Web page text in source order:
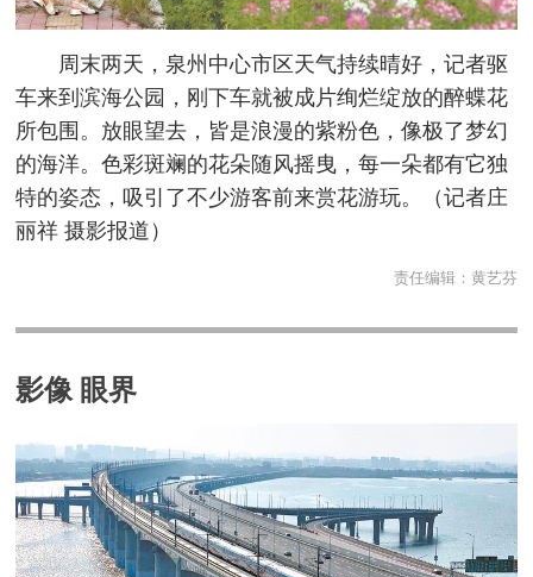
周末两天，泉州中心市区天气持续晴好，记者驱
车来到滨海公园，刚下车就被成片绚烂绽放的醉蝶花
所包围。放眼望去，皆是浪漫的紫粉色，像极了梦幻
的海洋。色彩斑斓的花朵随风摇曳，每一朵都有它独
特的姿态，吸引了不少游客前来赏花游玩。
（记者庄
丽祥 摄影报道）
责任编辑： 黄艺芬
影像 眼界